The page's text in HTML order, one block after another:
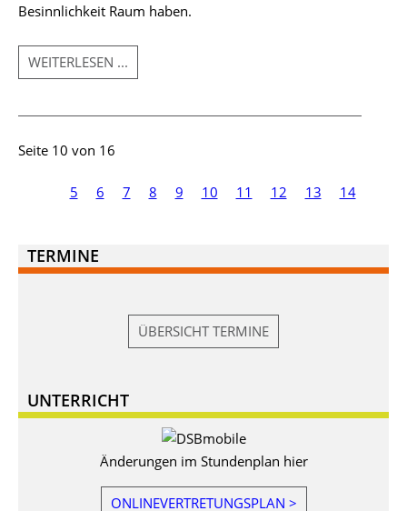
Besinnlichkeit Raum haben.
WEITERLESEN ...
Seite 10 von 16
5 6 7 8 9 10 11 12 13 14
TERMINE
ÜBERSICHT TERMINE
UNTERRICHT
Änderungen im Stundenplan hier
ONLINEVERTRETUNGSPLAN >